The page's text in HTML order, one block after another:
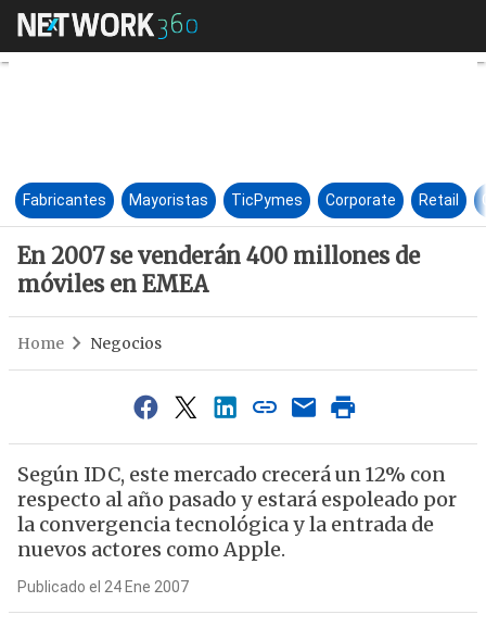
En 2007 se venderán 400
Fabricantes Mayoristas TicPymes Corporate Retail
En 2007 se venderán 400 millones de
móviles en EMEA
Home Negocios
Según IDC, este mercado crecerá un 12% con
respecto al año pasado y estará espoleado por
la convergencia tecnológica y la entrada de
nuevos actores como Apple.
Publicado el 24 Ene 2007